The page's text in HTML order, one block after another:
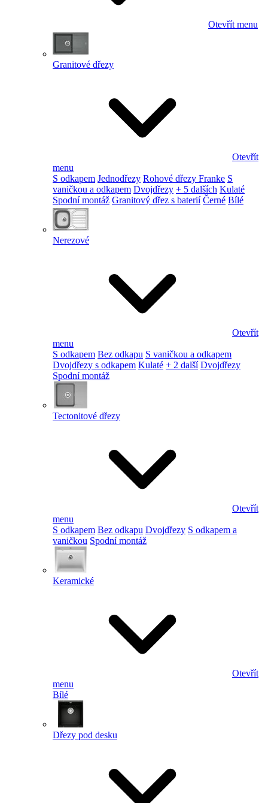
Otevřít menu
Granitové dřezy
Otevřít
menu
S odkapem Jednodřezy Rohové dřezy Franke S
vaničkou a odkapem Dvojdřezy + 5 dalších Kulaté
Spodní montáž Granitový dřez s baterií Černé Bílé
Nerezové
Otevřít
menu
S odkapem Bez odkapu S vaničkou a odkapem
Dvojdřezy s odkapem Kulaté + 2 další Dvojdřezy
Spodní montáž
Tectonitové dřezy
Otevřít
menu
S odkapem Bez odkapu Dvojdřezy S odkapem a
vaničkou Spodní montáž
Keramické
Otevřít
menu
Bílé
Dřezy pod desku